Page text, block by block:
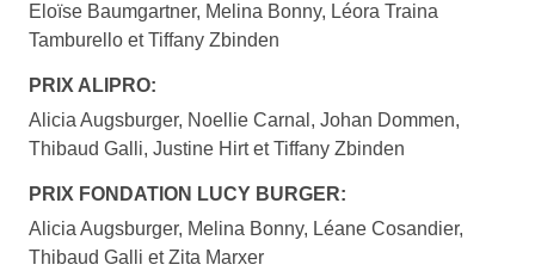
Eloïse Baumgartner, Melina Bonny, Léora Traina
Tamburello et Tiffany Zbinden
PRIX ALIPRO:
Alicia Augsburger, Noellie Carnal, Johan Dommen,
Thibaud Galli, Justine Hirt et Tiffany Zbinden
PRIX FONDATION LUCY BURGER:
Alicia Augsburger, Melina Bonny, Léane Cosandier,
Thibaud Galli et Zita Marxer